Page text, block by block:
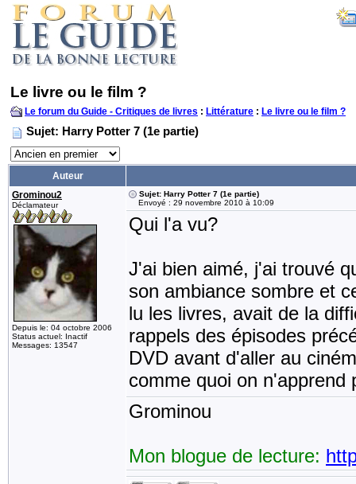
Le livre ou le film ?
Le forum du Guide - Critiques de livres : Littérature : Le livre ou le film ?
Sujet: Harry Potter 7 (1e partie)
Auteur
Grominou2
Déclamateur
Depuis le: 04 octobre 2006
Status actuel: Inactif
Messages: 13547
Sujet: Harry Potter 7 (1e partie)
Envoyé : 29 novembre 2010 à 10:09
Qui l'a vu?
J'ai bien aimé, j'ai trouvé
son ambiance sombre et
lu les livres, avait de la
rappels des épisodes
DVD avant d'aller au
comme quoi on
Grominou
Mon blogue de lecture: